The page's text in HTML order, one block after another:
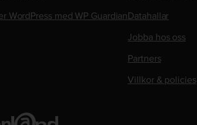
WordPress med WP GuardianDatahallar
Jobba hos oss
Partners
Villkor & policies